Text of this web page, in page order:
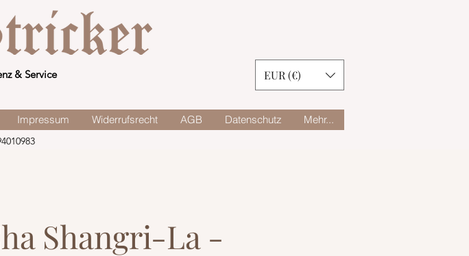
& Service EUR (€)
Impressum Widerrufsrecht AGB Datenschutz Mehr...
Shangri-La -